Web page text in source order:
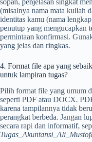
sopan, penjelasan singkat
(misalnya nama mata kuliah
identitas kamu (nama
penutup yang mengucapkan
permintaan konfirmasi.
yang jelas dan ringkas.
4. Format file apa yang
untuk lampiran tugas?
Pilih format file yang umum
seperti PDF atau DOCX.
karena tampilannya tidak
perangkat berbeda. Jangan
secara rapi dan informatif,